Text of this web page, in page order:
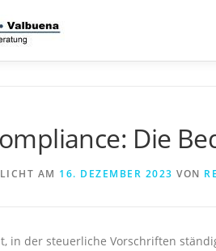
Die
AM 16. DEZEMBER 2023 VON
in der steuerliche Vorschriften